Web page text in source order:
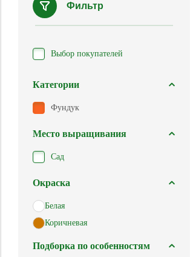
Фильтр
Выбор покупателей
Категории
Фундук
Место выращивания
Сад
Окраска
Белая
Коричневая
Подборка по особенностям